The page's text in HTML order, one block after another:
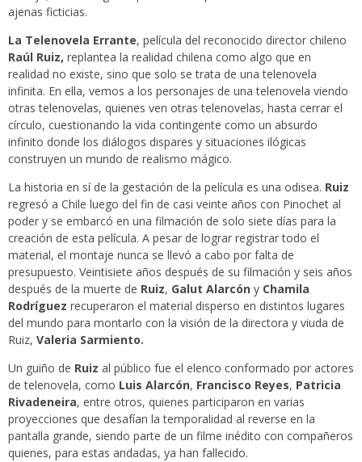
ajenas ficticias.
La Telenovela Errante, película del reconocido director chileno
Raúl Ruiz, replantea la realidad chilena como algo que en
realidad no existe, sino que solo se trata de una telenovela
infinita. En ella, vemos a los personajes de una telenovela viendo
otras telenovelas, quienes ven otras telenovelas, hasta cerrar el
círculo, cuestionando la vida contingente como un absurdo
infinito donde los diálogos dispares y situaciones ilógicas
construyen un mundo de realismo mágico.
La historia en sí de la gestación de la película es una odisea. Ruiz
regresó a Chile luego del fin de casi veinte años con Pinochet al
poder y se embarcó en una filmación de solo siete días para la
creación de esta película. A pesar de lograr registrar todo el
material, el montaje nunca se llevó a cabo por falta de
presupuesto. Veintisiete años después de su filmación y seis años
después de la muerte de Ruiz, Galut Alarcón y Chamila
Rodríguez recuperaron el material disperso en distintos lugares
del mundo para montarlo con la visión de la directora y viuda de
Ruiz, Valeria Sarmiento.
Un guiño de Ruiz al público fue el elenco conformado por actores
de telenovela, como Luis Alarcón, Francisco Reyes, Patricia
Rivadeneira, entre otros, quienes participaron en varias
proyecciones que desafían la temporalidad al reverse en la
pantalla grande, siendo parte de un filme inédito con compañeros
quienes, para estas andadas, ya han fallecido.